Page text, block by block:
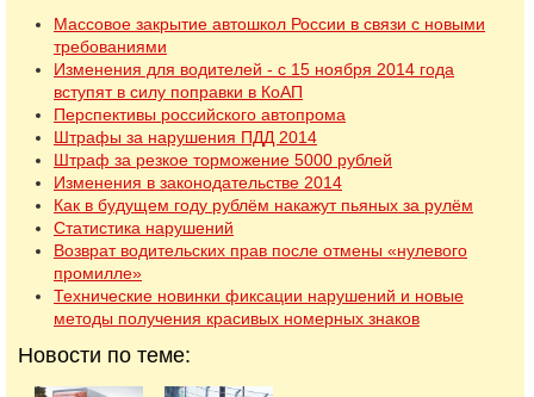
Массовое закрытие автошкол России в связи с новыми
требованиями
Изменения для водителей - с 15 ноября 2014 года
вступят в силу поправки в КоАП
Перспективы российского автопрома
Штрафы за нарушения ПДД 2014
Штраф за резкое торможение 5000 рублей
Изменения в законодательстве 2014
Как в будущем году рублём накажут пьяных за рулём
Статистика нарушений
Возврат водительских прав после отмены «нулевого
промилле»
Технические новинки фиксации нарушений и новые
методы получения красивых номерных знаков
Новости по теме: